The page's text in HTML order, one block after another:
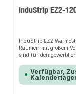
InduStrip EZ2-
InduStrip EZ2
Räumen mit großem
sind für den
dank dem klaren
Elektroinstallation.
steckerfertiger Geräte
Verfügbar,